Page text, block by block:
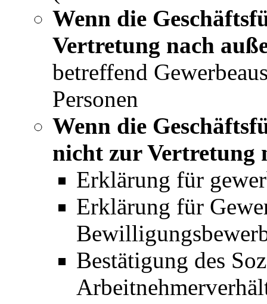
Wenn die
Vertretung nach
betreffend
Personen
Wenn die
nicht zur Vertretung
Erklärung für
Erklärung für
Bestätigung des